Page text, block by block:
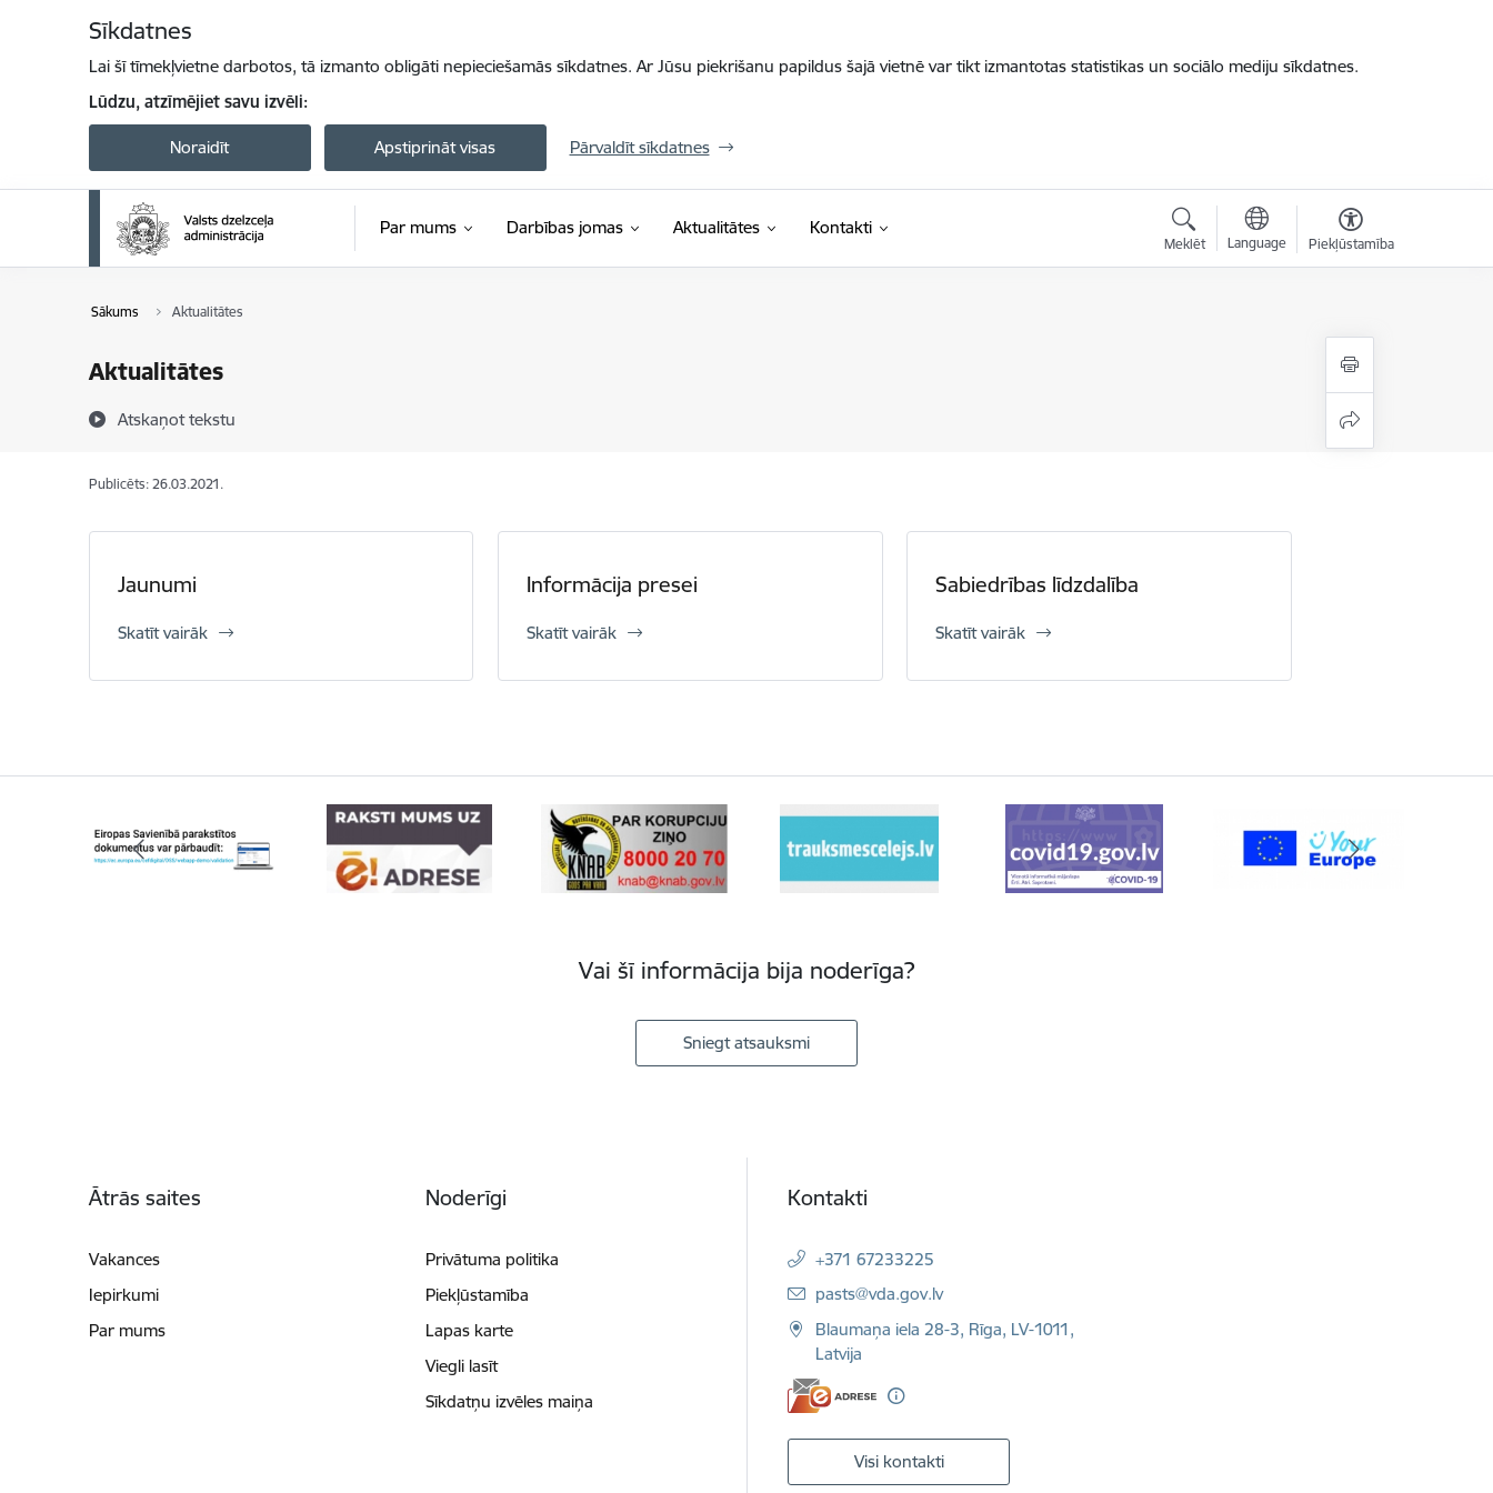
Sīkdatnes
Lai šī tīmekļvietne darbotos, tā izmanto obligāti nepieciešamās sīkdatnes. Ar Jūsu piekrišanu papildus šajā vietnē var tikt izmantotas statistikas un sociālo mediju sīkdatnes.
Lūdzu, atzīmējiet savu izvēli:
Noraidīt Apstiprināt visas Pārvaldīt sīkdatnes
Par mums Darbības jomas Aktualitātes Kontakti
Meklēt Language Piekļūstamība
Sākums Aktualitātes
Aktualitātes
Atskaņot tekstu
Publicēts: 26.03.2021.
Jaunumi
Skatīt vairāk
Informācija presei
Skatīt vairāk
Sabiedrības līdzdalība
Skatīt vairāk
Vai šī informācija bija noderīga?
Sniegt atsauksmi
Ātrās saites
Vakances
Iepirkumi
Par mums
Noderīgi
Privātuma politika
Piekļūstamība
Lapas karte
Viegli lasīt
Sīkdatņu izvēles maiņa
Kontakti
+371 67233225
E-pasts:
pasts@vda.gov.lv
Blaumaņa iela 28-3, Rīga, LV-1011,
Latvija
Visi kontakti